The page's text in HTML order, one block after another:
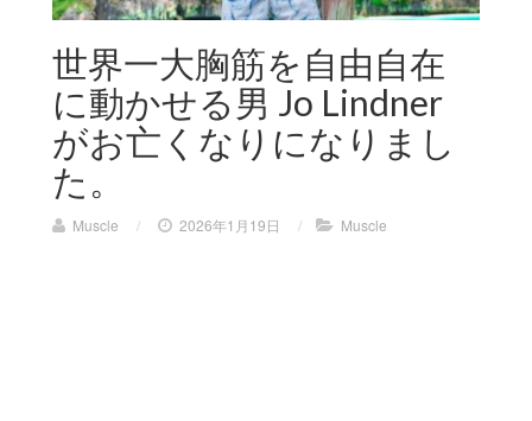
世界一大胸筋を自由自在
に動かせる男 Jo Lindner
がお亡くなりになりまし
た。
Muscle / 2026年1月19日 / Muscle